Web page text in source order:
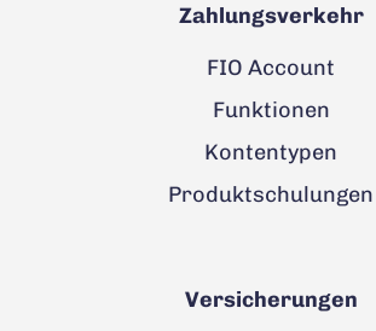
Zahlungsverkehr
FIO Account
Funktionen
Kontentypen
Produktschulungen
Versicherungen